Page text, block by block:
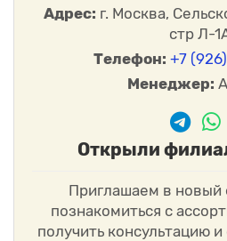
Адрес: г. Москва,
стр Л-
Телефон: +7
Менеджер:
Открыли
Приглашаем в новый
познакомиться с
получить консультацию